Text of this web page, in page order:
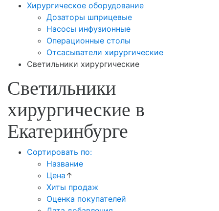
Хирургическое оборудование
Дозаторы шприцевые
Насосы инфузионные
Операционные столы
Отсасыватели хирургические
Светильники хирургические
Светильники
хирургические в
Екатеринбурге
Сортировать по:
Название
Цена↑
Хиты продаж
Оценка покупателей